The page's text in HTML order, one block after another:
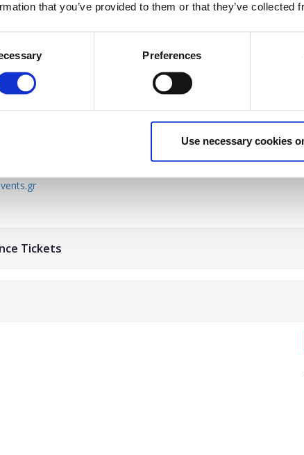
that you’ve provided to them or that they’ve collected
Preferences
Use necessary cookies
δεδομένα διαμορφώνουν πλέον τον τρόπο με τον οποίο
πόροι και δημιουργείται αξία. Η πρόκληση για τους οργανισμούς
αλλά τη συστηματική αξιοποίησή τους με τρόπο που
έργα σε πλήρως παραγωγικές εφαρμογές, από αναλυτικές
και από τεχνολογική επένδυση σε αποδεδειγμένη απόδοση,
προτεραιότητα.
εστιάζει ακριβώς σε αυτή τη δυναμική εξέλιξη: πώς οι
τεχνητή νοημοσύνη στη λήψη αποφάσεων, ενισχύοντας την
και τη μακροπρόθεσμη ανάπτυξή τους.
Tickets